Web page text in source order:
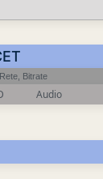
Rete, Bitrate
Audio